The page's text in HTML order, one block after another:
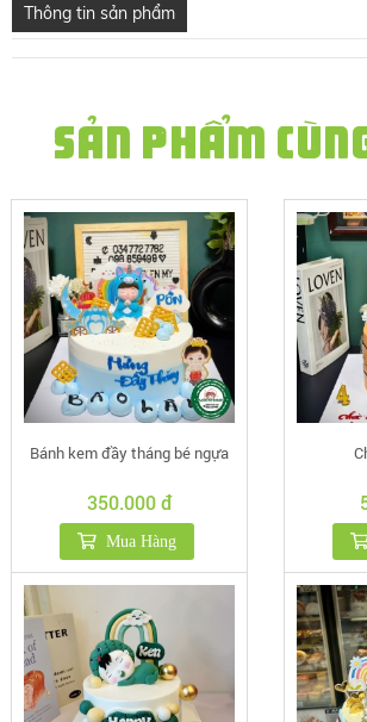
Thông tin sản phẩm
SẢN PHẨM
Bánh kem đầy tháng bé ngựa
350.000 đ
Mua Hàng